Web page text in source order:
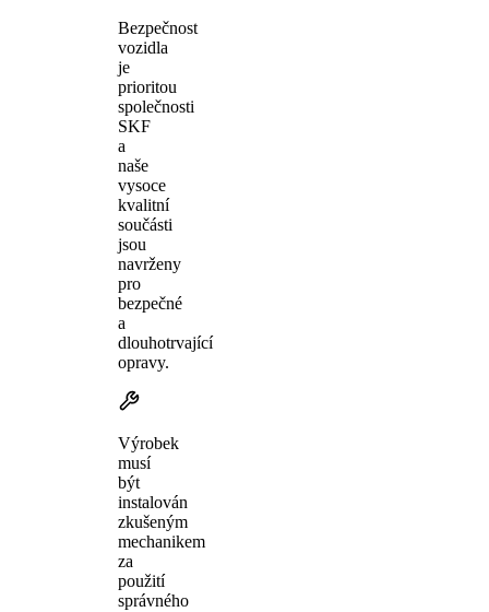
Bezpečnost
vozidla
je
prioritou
společnosti
SKF
a
naše
vysoce
kvalitní
součásti
jsou
navrženy
pro
bezpečné
a
dlouhotrvající
opravy.
Výrobek
musí
být
instalován
zkušeným
mechanikem
za
použití
správného